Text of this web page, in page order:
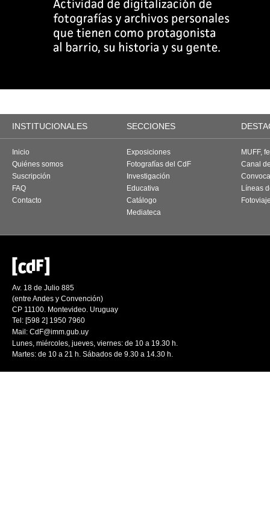
INSTITUCIONALES SECCIONES
Inicio
Quiénes somos
Suscripción
FAQ
Contacto
Exposiciones
Fotografías del CdF
Investigación
Educativa
Catálogo
Mediateca
MUFF,
Canal
Líneas
Av. 18 de Julio 885
(entre Andes y Convención)
CP 11100. Montevideo. Uruguay
Tel: [598 2] 1950 7960
Mail: CdF@imm.gub.uy
Lunes, miércoles, jueves, viernes: de 10 a 19.30 h.
Martes: de 10 a 21 h. Sábados de 9.30 a 14.30 h.